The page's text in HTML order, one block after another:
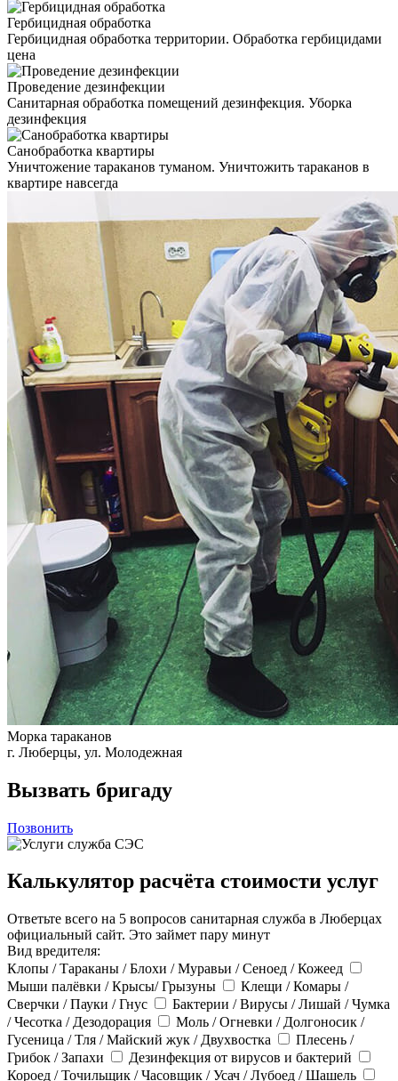
Гербицидная обработка
Гербицидная обработка территории. Обработка гербицидами
цена
Проведение дезинфекции
Санитарная обработка помещений дезинфекция. Уборка
дезинфекция
Санобработка квартиры
Уничтожение тараканов туманом. Уничтожить тараканов в
квартире навсегда
Морка тараканов
г. Люберцы, ул. Молодежная
Вызвать бригаду
Позвонить
Калькулятор расчёта стоимости услуг
Ответьте всего на 5 вопросов санитарная служба в Люберцах
официальный сайт. Это займет пару минут
Вид вредителя:
Клопы / Тараканы / Блохи / Муравьи / Сеноед / Кожеед
Мыши палёвки / Крысы/ Грызуны
Клещи / Комары /
Сверчки / Пауки / Гнус
Бактерии / Вирусы / Лишай / Чумка
/ Чесотка / Дезодорация
Моль / Огневки / Долгоносик /
Гусеница / Тля / Майский жук / Двухвостка
Плесень /
Грибок / Запахи
Дезинфекция от вирусов и бактерий
Короед / Точильщик / Часовщик / Усач / Лубоед / Шашель